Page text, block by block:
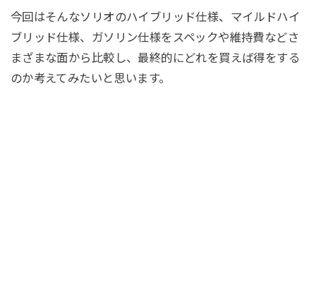
今回はそんなソリオのハイブリッド仕様、マイルドハイ
ブリッド仕様、ガソリン仕様をスペックや維持費などさ
まざまな面から比較し、最終的にどれを買えば得をする
のか考えてみたいと思います。